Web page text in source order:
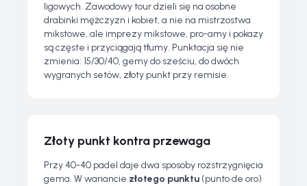
ligowych. Zawodowy tour dzieli się na osobne
drabinki mężczyzn i kobiet, a nie na mistrzostwa
mikstowe, ale imprezy mikstowe, pro-amy i pokazy
są częste i przyciągają tłumy. Punktacja się nie
zmienia: 15/30/40, gemy do sześciu, do dwóch
wygranych setów, złoty punkt przy remisie.
Złoty punkt kontra przewaga
Przy 40-40 padel daje dwa sposoby rozstrzygnięcia
gema. W wariancie złotego punktu (punto de oro)